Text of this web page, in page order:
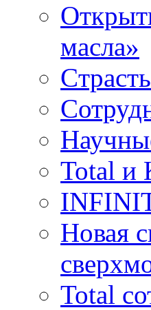
масла»
Total и
Новая
Total